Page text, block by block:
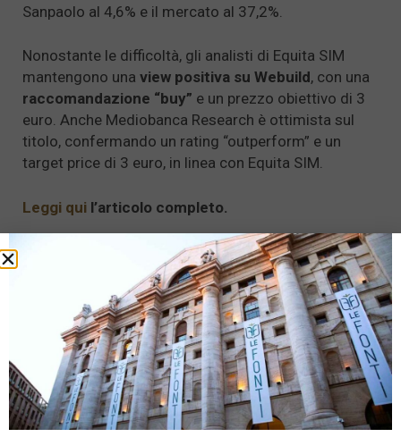
Sanpaolo al 4,6% e il mercato al 37,2%.
Nonostante le difficoltà, gli analisti di Equita SIM
mantengono una view positiva su Webuild, con una
raccomandazione “buy” e un prezzo obiettivo di 3
euro. Anche Mediobanca Research è ottimista sul
titolo, confermando un rating “outperform” e un
target price di 3 euro, in linea con Equita SIM.
Leggi qui l’articolo completo.
Webuild
LEGGI ANCHE